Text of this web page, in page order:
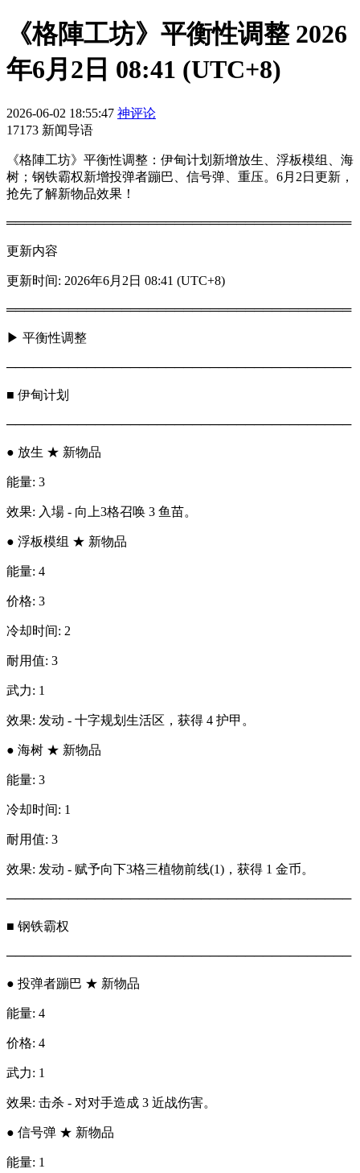
《格陣工坊》平衡性调整 2026
年6月2日 08:41 (UTC+8)
2026-06-02 18:55:47 神评论
17173 新闻导语
《格陣工坊》平衡性调整：伊甸计划新增放生、浮板模组、海
树；钢铁霸权新增投弹者蹦巴、信号弹、重压。6月2日更新，
抢先了解新物品效果！
═══════════════════════════════════════
更新内容
更新时间: 2026年6月2日 08:41 (UTC+8)
═══════════════════════════════════════
▶ 平衡性调整
───────────────────────────────────────
■ 伊甸计划
───────────────────────────────────────
● 放生 ★ 新物品
能量: 3
效果: 入場 - 向上3格召唤 3 鱼苗。
● 浮板模组 ★ 新物品
能量: 4
价格: 3
冷却时间: 2
耐用值: 3
武力: 1
效果: 发动 - 十字规划生活区，获得 4 护甲。
● 海树 ★ 新物品
能量: 3
冷却时间: 1
耐用值: 3
效果: 发动 - 赋予向下3格三植物前线(1)，获得 1 金币。
───────────────────────────────────────
■ 钢铁霸权
───────────────────────────────────────
● 投弹者蹦巴 ★ 新物品
能量: 4
价格: 4
武力: 1
效果: 击杀 - 对对手造成 3 近战伤害。
● 信号弹 ★ 新物品
能量: 1